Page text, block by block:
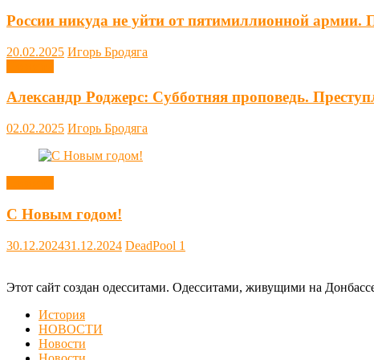
России никуда не уйти от пятимиллионной армии.
20.02.2025 Игорь Бродяга
Александр Роджерс: Субботняя проповедь.
02.02.2025 Игорь Бродяга
С Новым годом!
30.12.202431.12.2024 DeadPool 1
Этот сайт создан одесситами. Одесситами, живущими на
История
НОВОСТИ
Новости